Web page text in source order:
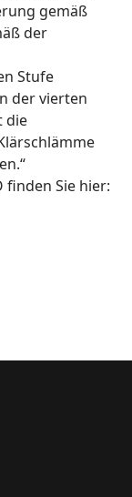
gemäß
der
Stufe
der vierten
die
finden Sie hier: